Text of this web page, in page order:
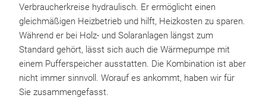
Verbraucherkreise hydraulisch. Er ermöglicht einen
gleichmäßigen Heizbetrieb und hilft, Heizkosten zu sparen.
Während er bei Holz- und Solaranlagen längst zum
Standard gehört, lässt sich auch die Wärmepumpe mit
einem Pufferspeicher ausstatten. Die Kombination ist aber
nicht immer sinnvoll. Worauf es ankommt, haben wir für
Sie zusammengefasst.